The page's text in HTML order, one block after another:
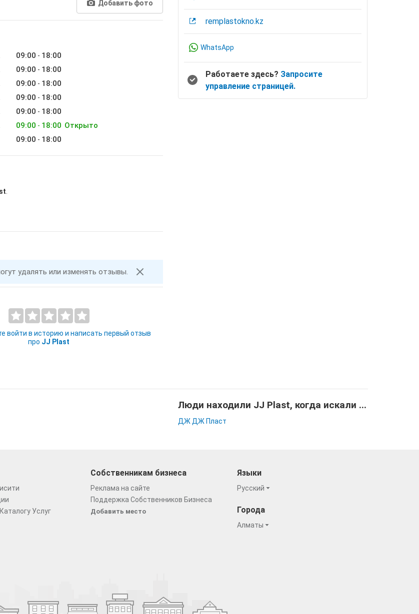
Добавить фото
09:00 - 18:00
09:00 - 18:00
09:00 - 18:00
09:00 - 18:00
09:00 - 18:00
09:00 - 18:00 Открыто
09:00 - 18:00
удалять или изменять отзывы.
войти в историю и написать первый отзыв
про JJ Plast
remplastokno.kz
WhatsApp
Работаете здесь? Запросите
управление страницей.
Люди находили JJ Plast, когда искали ...
ДЖ ДЖ Пласт
Услуг
Собственникам бизнеса
Реклама на сайте
Поддержка Собственников Бизнеса
Добавить место
Языки
Русский
Города
Алматы